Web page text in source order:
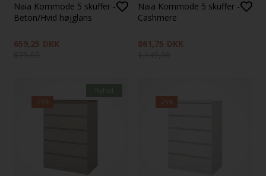
Naia Kommode 5 skuffer -
Beton/Hvid højglans
659,25 DKK
Naia Kommode 5 skuffer -
Cashmere
861,75 DKK
-25%
-25%